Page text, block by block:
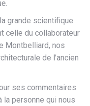
grande scientifique
celle du collaborateur
Montbelliard, nos
de l’ancien
ses commentaires
la personne qui nous